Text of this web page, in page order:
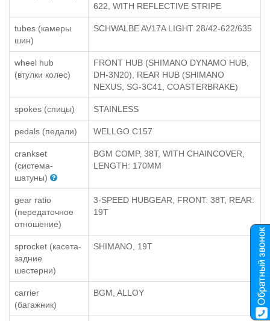
622, WITH REFLECTIVE STRIPE
tubes (камеры
шин)
SCHWALBE AV17A LIGHT 28/42-622/635
wheel hub
(втулки колес)
FRONT HUB (SHIMANO DYNAMO HUB,
DH-3N20), REAR HUB (SHIMANO
NEXUS, SG-3C41, COASTERBRAKE)
spokes (спицы) STAINLESS
pedals (педали) WELLGO C157
crankset
(система-
шатуны)
BGM COMP, 38T, WITH CHAINCOVER,
LENGTH: 170MM
gear ratio
(передаточное
отношение)
3-SPEED HUBGEAR, FRONT: 38T, REAR:
19T
sprocket (касета-
задние
шестерни)
SHIMANO, 19T
carrier
(багажник)
BGM, ALLOY